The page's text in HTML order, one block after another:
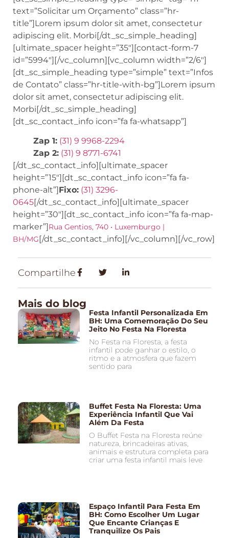
text=”Solicitar um Orçamento” class=”hr-
title”]Lorem ipsum dolor sit amet, consectetur
adipiscing elit. Morbi[/dt_sc_simple_heading]
[ultimate_spacer height=”35″][contact-form-7
id=”5994″][/vc_column][vc_column width=”2/6″]
[dt_sc_simple_heading type=”simple” text=”Infos
de Contato” class=”hr-title-with-bg”]Lorem ipsum
dolor sit amet, consectetur adipiscing elit.
Morbi[/dt_sc_simple_heading]
[dt_sc_contact_info icon=”fa fa-whatsapp”]
Zap 1: (31) 9 9968-2294
Zap 2: (31) 9 8771-6741
[/dt_sc_contact_info][ultimate_spacer
height=”15″][dt_sc_contact_info icon=”fa fa-
phone-alt”]Fixo: (31) 3296-
0645[/dt_sc_contact_info][ultimate_spacer
height=”30″][dt_sc_contact_info icon=”fa fa-map-
marker”]Rua Gentios, 740 • Luxemburgo |
BH/MG[/dt_sc_contact_info][/vc_column][/vc_row]
Compartilhe
Mais do blog
Festa Infantil Personalizada Em
BH: Uma Comemoração Do Seu
Jeito No Festa Na Floresta
No Festa na Floresta, a festa
infantil pode ganhar o estilo, o
ritmo e a atmosfera que fazem
sentido para
Buffet Festa Na Floresta: Uma
Experiência Infantil Que Vai
Além Da Festa
O Buffet Festa na Floresta reúne
natureza, brincadeiras ativas,
animais e estrutura completa para
criar uma festa infantil mais leve
Espaço Infantil Para Festa Em
BH: Como Escolher Um Lugar
Que Encante Crianças E
Tranquilize Os Pais